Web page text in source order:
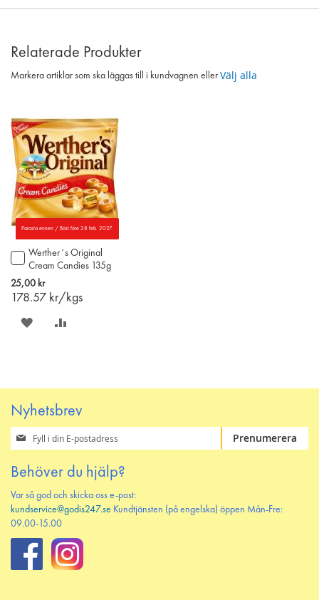
Relaterade Produkter
Markera artiklar som ska läggas till i kundvagnen eller Välj alla
Parasta ennen / Bäst före 28 feb. 2027
Werther´s Original
Cream Candies 135g
25,00 kr
178.57 kr/kgs
Lägg
till
i
varukorgen
SPARA
Nyhetsbrev
Prenumerera
på
nyhetsbrev
Prenumerera
Behöver du hjälp?
Var så god och skicka oss e-post:
kundservice@godis247.se Kundtjänsten (på engelska) öppen Mån-Fre:
09.00-15.00